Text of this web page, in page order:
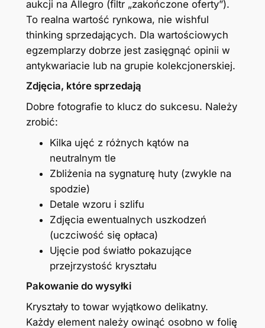
aukcji na Allegro (filtr „zakończone oferty”).
To realna wartość rynkowa, nie wishful
thinking sprzedających. Dla wartościowych
egzemplarzy dobrze jest zasięgnąć opinii w
antykwariacie lub na grupie kolekcjonerskiej.
Zdjęcia, które sprzedają
Dobre fotografie to klucz do sukcesu. Należy
zrobić:
Kilka ujęć z różnych kątów na
neutralnym tle
Zbliżenia na sygnaturę huty (zwykle na
spodzie)
Detale wzoru i szlifu
Zdjęcia ewentualnych uszkodzeń
(uczciwość się opłaca)
Ujęcie pod światło pokazujące
przejrzystość kryształu
Pakowanie do wysyłki
Kryształy to towar wyjątkowo delikatny.
Każdy element należy owinąć osobno w folię